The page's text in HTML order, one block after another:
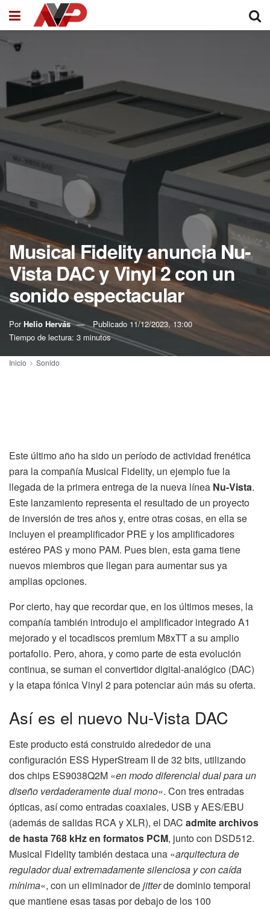
Musical Fidelity anuncia Nu-
Vista DAC y Vinyl 2 con un
sonido espectacular
Por Helio Hervás Publicado 11/12/2023, 13:00
Tiempo de lectura: 3 minutos
Inicio Sonido
Este último año ha sido un período de actividad frenética
para la compañía Musical Fidelity, un ejemplo fue la
llegada de la primera entrega de la nueva línea Nu-Vista.
Este lanzamiento representa el resultado de un proyecto
de inversión de tres años y, entre otras cosas, en ella se
incluyen el preamplificador PRE y los amplificadores
estéreo PAS y mono PAM. Pues bien, esta gama tiene
nuevos miembros que llegan para aumentar sus ya
amplias opciones.
Por cierto, hay que recordar que, en los últimos meses, la
compañía también introdujo el amplificador integrado A1
mejorado y el tocadiscos premium M8xTT a su amplio
portafolio. Pero, ahora, y como parte de esta evolución
continua, se suman el convertidor digital-analógico (DAC)
y la etapa fónica Vinyl 2 para potenciar aún más su oferta.
Así es el nuevo Nu-Vista DAC
Este producto está construido alrededor de una
configuración ESS HyperStream II de 32 bits, utilizando
dos chips ES9038Q2M «en modo diferencial dual para un
diseño verdaderamente dual mono«. Con tres entradas
ópticas, así como entradas coaxiales, USB y AES/EBU
(además de salidas RCA y XLR), el DAC admite archivos
de hasta 768 kHz en formatos PCM, junto con DSD512.
Musical Fidelity también destaca una «arquitectura de
regulador dual extremadamente silenciosa y con caída
mínima«, con un eliminador dejitterde dominio temporal
que mantiene esas tasas por debajo de los 100